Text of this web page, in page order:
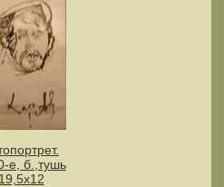
е, б.,тушь
19,5х12